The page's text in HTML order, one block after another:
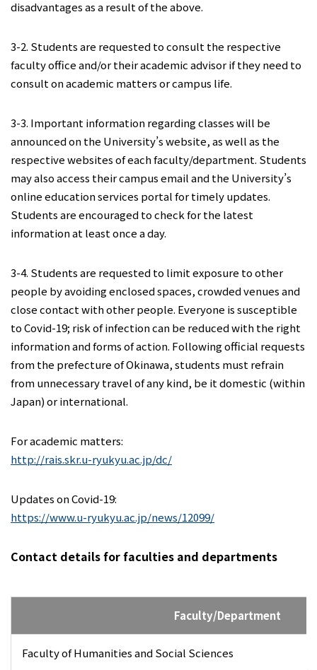
disadvantages as a result of the above.
3-2. Students are requested to consult the respective
faculty office and/or their academic advisor if they need to
consult on academic matters or campus life.
3-3. Important information regarding classes will be
announced on the University’s website, as well as the
respective websites of each faculty/department. Students
may also access their campus email and the University’s
online education services portal for timely updates.
Students are encouraged to check for the latest
information at least once a day.
3-4. Students are requested to limit exposure to other
people by avoiding enclosed spaces, crowded venues and
close contact with other people. Everyone is susceptible
to Covid-19; risk of infection can be reduced with the right
information and forms of action. Following official requests
from the prefecture of Okinawa, students must refrain
from unnecessary travel of any kind, be it domestic (within
Japan) or international.
For academic matters:
http://rais.skr.u-ryukyu.ac.jp/dc/
Updates on Covid-19:
https://www.u-ryukyu.ac.jp/news/12099/
Contact details for faculties and departments
Faculty/Department
Faculty of Humanities and Social Sciences